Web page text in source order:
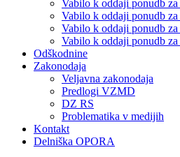
Vabilo k oddaji ponudb
Vabilo k oddaji ponudb
Vabilo k oddaji ponudb
Vabilo k oddaji ponudb
Odškodnine
Zakonodaja
Veljavna zakonodaja
Predlogi VZMD
DZ RS
Problematika v medijih
Kontakt
Delniška OPORA